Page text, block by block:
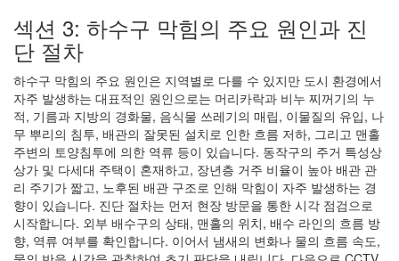
섹션 3: 하수구 막힘의 주요 원인과 진
단 절차
하수구 막힘의 주요 원인은 지역별로 다를 수 있지만 도시 환경에서
자주 발생하는 대표적인 원인으로는 머리카락과 비누 찌꺼기의 누
적, 기름과 지방의 경화물, 음식물 쓰레기의 매립, 이물질의 유입, 나
무 뿌리의 침투, 배관의 잘못된 설치로 인한 흐름 저하, 그리고 맨홀
주변의 토양침투에 의한 역류 등이 있습니다. 동작구의 주거 특성상
상가 및 다세대 주택이 혼재하고, 장년층 거주 비율이 높아 배관 관
리 주기가 짧고, 노후된 배관 구조로 인해 막힘이 자주 발생하는 경
향이 있습니다. 진단 절차는 먼저 현장 방문을 통한 시각 점검으로
시작합니다. 외부 배수구의 상태, 맨홀의 위치, 배수 라인의 흐름 방
향, 역류 여부를 확인합니다. 이어서 냄새의 변화나 물의 흐름 속도,